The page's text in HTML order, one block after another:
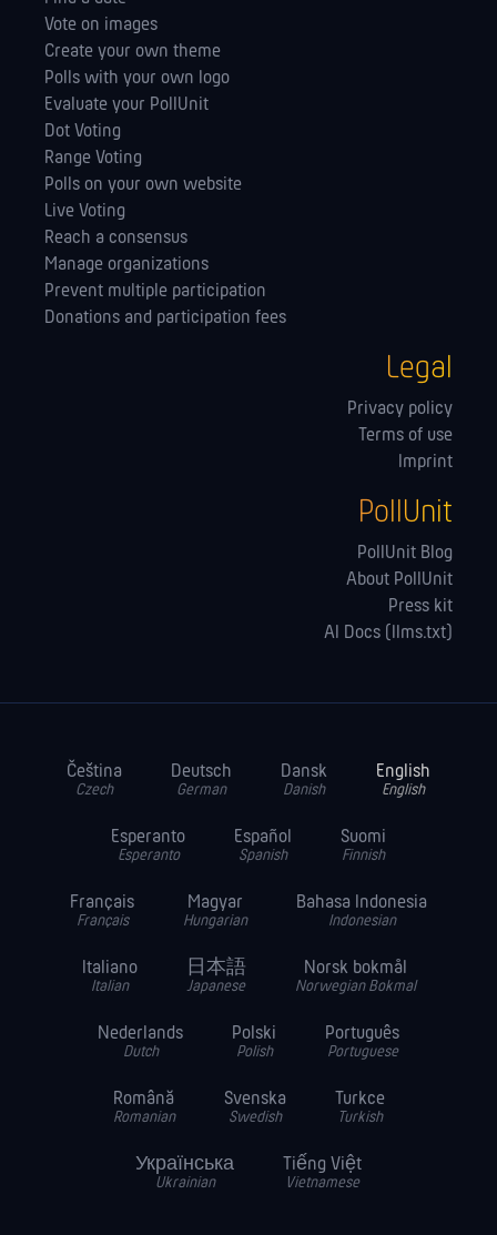
Vote on images
Create your own theme
Polls with your own logo
Evaluate your PollUnit
Dot Voting
Range Voting
Polls on your own website
Live Voting
Reach a consensus
Manage orga­nizations
Prevent multiple participation
Donations and participation fees
Legal
Privacy policy
Terms of use
Imprint
PollUnit
PollUnit Blog
About PollUnit
Press kit
AI Docs (llms.txt)
Čeština
Czech
Deutsch
German
Dansk
Danish
English
English
Esperanto
Esperanto
Español
Spanish
Suomi
Finnish
Français
Français
Magyar
Hungarian
Bahasa Indonesia
Indonesian
Italiano
Italian
日本語
Japanese
Norsk bokmål
Norwegian Bokmal
Nederlands
Dutch
Polski
Polish
Português
Portuguese
Română
Romanian
Svenska
Swedish
Turkce
Turkish
Українська
Ukrainian
Tiếng Việt
Vietnamese